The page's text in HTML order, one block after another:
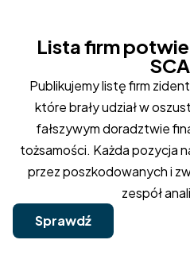
Lista firm
Publikujemy listę firm
które brały udział w
fałszywym doradztwie
tożsamości. Każda pozycja
przez poszkodowanych i
zespół
Sprawdź